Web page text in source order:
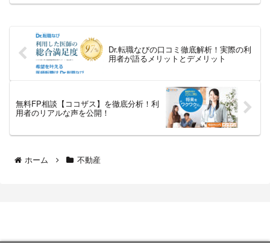
Dr.転職なびの口コミ徹底解析！実際の利
用者が語るメリットとデメリット
無料FP相談​【ココザス】を徹底分析！利
用者のリアルな声を公開！
ホーム 不動産
口コミ・レビュー広場